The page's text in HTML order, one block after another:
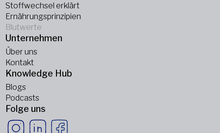
Stoffwechsel erklärt
Ernährungsprinzipien
Blutwerte
Unternehmen
Über uns
Kontakt
Knowledge Hub
Blogs
Podcasts
Folge uns